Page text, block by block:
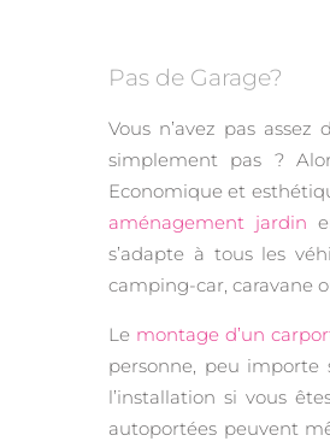
Pas de Garage?
Vous n’avez pas
simplement pas ?
Economique et
aménagement jardin
s’adapte à tous les
camping-car, caravane
Le montage d’un
personne, peu importe
l’installation si vous
autoportées peuvent